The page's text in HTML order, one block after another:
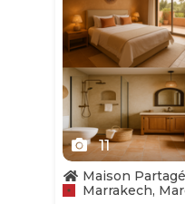
11
Maison
Marrakech,